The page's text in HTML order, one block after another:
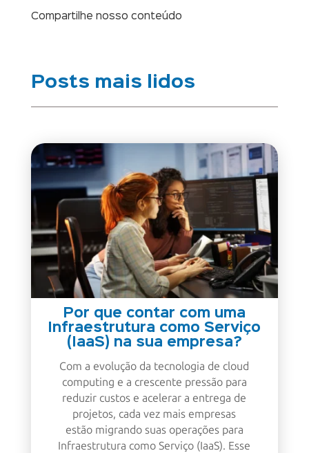
Compartilhe nosso conteúdo
Posts mais lidos
Por que contar com uma
Infraestrutura como Serviço
(IaaS) na sua empresa?
Com a evolução da tecnologia de cloud
computing e a crescente pressão para
reduzir custos e acelerar a entrega de
projetos, cada vez mais empresas
estão migrando suas operações para
Infraestrutura como Serviço (IaaS). Esse